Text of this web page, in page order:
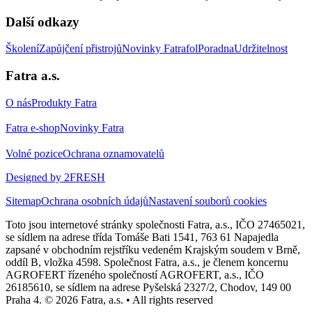
Další odkazy
ŠkoleníZapůjčení přistrojůNovinky FatrafolPoradnaUdržitelnost
Fatra a.s.
O násProdukty Fatra
Fatra e-shopNovinky Fatra
Volné poziceOchrana oznamovatelů
Designed by 2FRESH
SitemapOchrana osobních údajůNastavení souborů cookies
Toto jsou internetové stránky společnosti Fatra, a.s., IČO 27465021,
se sídlem na adrese třída Tomáše Bati 1541, 763 61 Napajedla
zapsané v obchodním rejstříku vedeném Krajským soudem v Brně,
oddíl B, vložka 4598. Společnost Fatra, a.s., je členem koncernu
AGROFERT řízeného společností AGROFERT, a.s., IČO
26185610, se sídlem na adrese Pyšelská 2327/2, Chodov, 149 00
Praha 4. © 2026 Fatra, a.s. • All rights reserved